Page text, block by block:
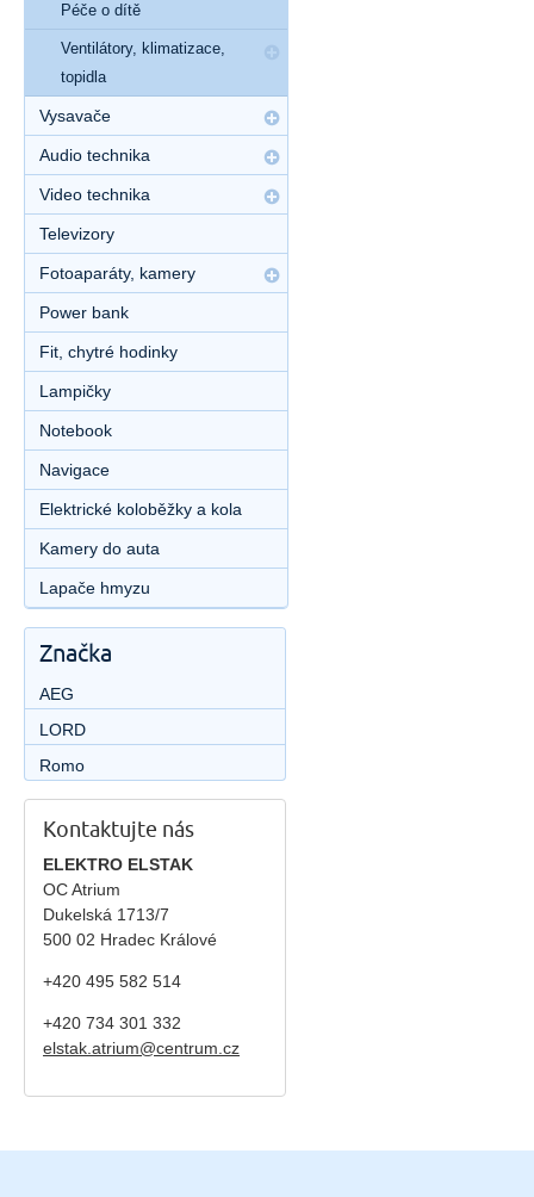
Péče o dítě
Ventilátory, klimatizace,
topidla
Vysavače
Audio technika
Video technika
Televizory
Fotoaparáty, kamery
Power bank
Fit, chytré hodinky
Lampičky
Notebook
Navigace
Elektrické koloběžky a kola
Kamery do auta
Lapače hmyzu
Značka
AEG
LORD
Romo
Kontaktujte nás
ELEKTRO ELSTAK
OC Atrium
Dukelská 1713/7
500 02 Hradec Králové
+420 495 582 514
+420 734 301 332
elstak.atrium@centrum.cz